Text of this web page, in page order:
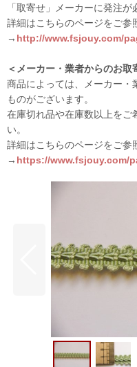
「取寄せ」メーカーに発注が
詳細はこちらのページをご参
→ http://www.fsjouy.com/
＜メーカー・業者からのお取
商品によっては、メーカー・
ものがございます。
在庫切れ品や在庫数以上をご
い。
詳細はこちらのページをご参
→ https://www.fsjouy.com/